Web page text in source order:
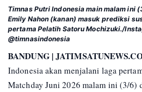
Timnas Putri Indonesia main malam ini
Emily Nahon (kanan) masuk prediksi
pertama Pelatih Satoru Mochizuki./
@timnasindonesia
BANDUNG |
Indonesia akan menjalani laga
Matchday Juni 2026 malam ini (3/6)